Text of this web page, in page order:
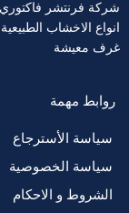
شركة فرنتشر فاكتوري
انواع الاخشاب
غرف معيشة
روابط مهمة
سياسة الأسترجاع
سياسة الخصوصية
الشروط و الاحكام